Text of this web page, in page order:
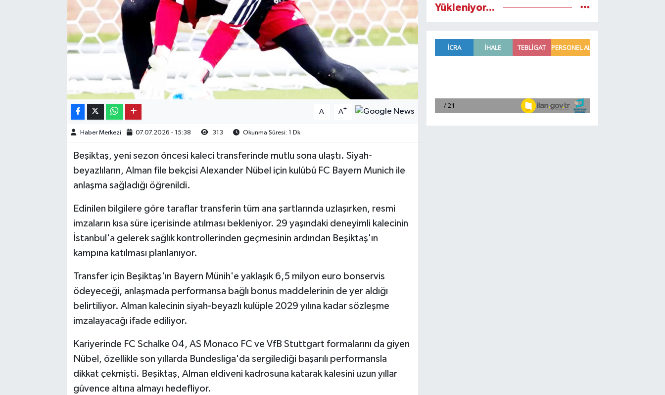
A- A+
Haber Merkezi 07.07.2026 - 15:38 313 Okunma Süresi: 1 Dk
Beşiktaş, yeni sezon öncesi kaleci transferinde mutlu sona ulaştı. Siyah-
beyazlıların, Alman file bekçisi Alexander Nübel için kulübü FC Bayern Munich ile
anlaşma sağladığı öğrenildi.
Edinilen bilgilere göre taraflar transferin tüm ana şartlarında uzlaşırken, resmi
imzaların kısa süre içerisinde atılması bekleniyor. 29 yaşındaki deneyimli kalecinin
İstanbul'a gelerek sağlık kontrollerinden geçmesinin ardından Beşiktaş'ın
kampına katılması planlanıyor.
Transfer için Beşiktaş'ın Bayern Münih'e yaklaşık 6,5 milyon euro bonservis
ödeyeceği, anlaşmada performansa bağlı bonus maddelerinin de yer aldığı
belirtiliyor. Alman kalecinin siyah-beyazlı kulüple 2029 yılına kadar sözleşme
imzalayacağı ifade ediliyor.
Kariyerinde FC Schalke 04, AS Monaco FC ve VfB Stuttgart formalarını da giyen
Nübel, özellikle son yıllarda Bundesliga'da sergilediği başarılı performansla
dikkat çekmişti. Beşiktaş, Alman eldiveni kadrosuna katarak kalesini uzun yıllar
güvence altına almayı hedefliyor.
Yükleniyor...
Osmancık